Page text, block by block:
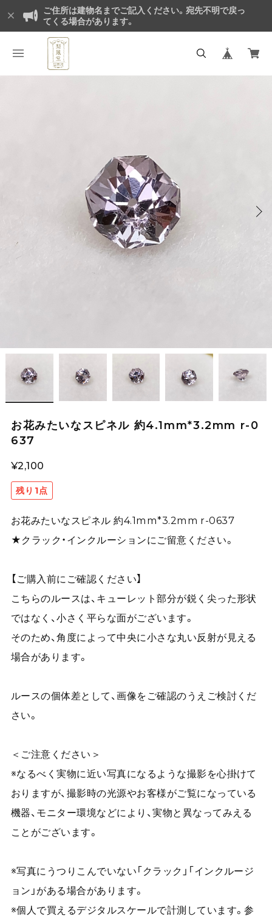
ご住所は建物名までご記入ください。宛先不明で戻っ
てくる場合があります。
お花みたいなスピネル 約4.1mm*3.2mm r-0
637
¥2,100
残り1点
お花みたいなスピネル 約4.1mm*3.2mm r-0637
★クラック・インクルーションにご留意ください。
【ご購入前にご確認ください】
こちらのルースは、キューレット部分が鋭く尖った形状
ではなく、小さく平らな面がございます。
そのため、角度によって中央に小さな丸い反射が見える
場合があります。
ルースの個体差として、画像をご確認のうえご検討くだ
さい。
＜ご注意ください＞
※なるべく実物に近い写真になるような撮影を心掛けて
おりますが、撮影時の光源やお客様がご覧になっている
機器、モニター環境などにより、実物と異なってみえる
ことがございます。
※写真にうつりこんでいない「クラック」「インクルージ
ョン」がある場合があります。
※個人で買えるデジタルスケールで計測しています。参